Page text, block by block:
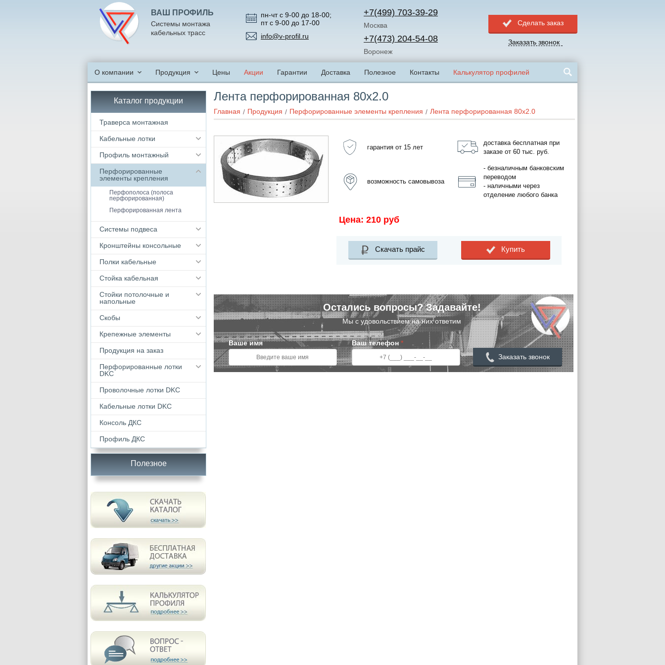
ВАШ ПРОФИЛЬ
Системы монтажа
кабельных трасс
пн-чт с 9-00 до 18-00;
пт с 9-00 до 17-00
info@v-profil.ru
+7(499) 703-39-29
Москва
+7(473) 204-54-08
Воронеж
Сделать заказ
Заказать звонок
О компании Продукция Цены Акции Гарантии Доставка Полезное Контакты Калькулятор профилей
Лента перфорированная 80x2.0
Главная Продукция Перфорированные элементы крепления Лента перфорированная 80x2.0
гарантия от 15 лет
доставка бесплатная при
заказе от 60 тыс. руб.
возможность самовывоза
- безналичным банковским
переводом
- наличными через
отделение любого банка
Цена: 210 руб
Скачать прайс Купить
Остались вопросы? Задавайте!
Мы с удовольствием на них ответим
Ваше имя Ваш телефон *
Заказать звонок
Каталог продукции
Траверса монтажная
Кабельные лотки
Профиль монтажный
Перфорированные
элементы крепления
Перфополоса (полоса
перфорированная)
Перфорированная лента
Системы подвеса
Кронштейны консольные
Полки кабельные
Стойка кабельная
Стойки потолочные и
напольные
Скобы
Крепежные элементы
Продукция на заказ
Перфорированные лотки
DKC
Проволочные лотки DKC
Кабельные лотки DKС
Консоль ДКС
Профиль ДКС
Полезное